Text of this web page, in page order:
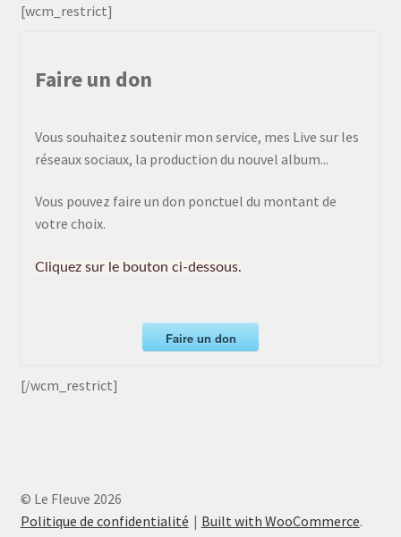
[wcm_restrict]
Faire un don
Vous souhaitez soutenir mon service, mes Live sur les
réseaux sociaux, la production du nouvel album...
Vous pouvez faire un don ponctuel du montant de
votre choix.
Cliquez sur le bouton ci-dessous.
Faire un don
[/wcm_restrict]
© Le Fleuve 2026
Politique de confidentialité
Built with WooCommerce.